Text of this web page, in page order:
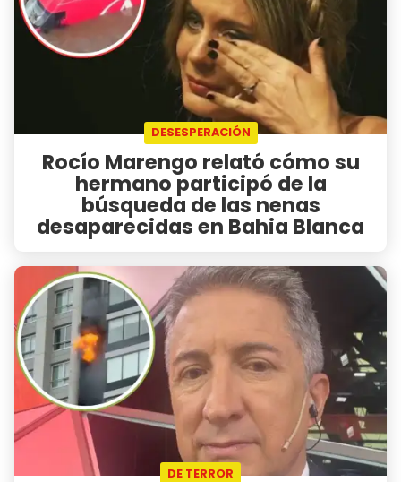
DESESPERACIÓN
Rocío Marengo relató cómo su
hermano participó de la
búsqueda de las nenas
desaparecidas en Bahia Blanca
DE TERROR